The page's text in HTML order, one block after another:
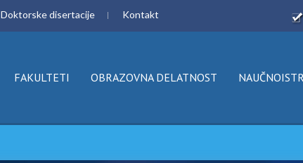
Doktorske disertacije Kontakt
FAKULTETI OBRAZOVNA DELATNOST